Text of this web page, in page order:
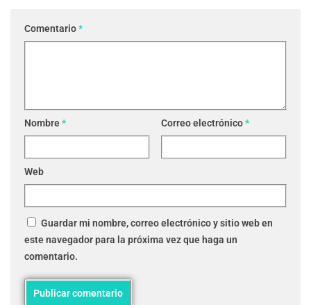
Comentario*
Nombre* Correo electrónico*
Web
Guardar mi nombre, correo electrónico y sitio web en
este navegador para la próxima vez que haga un
comentario.